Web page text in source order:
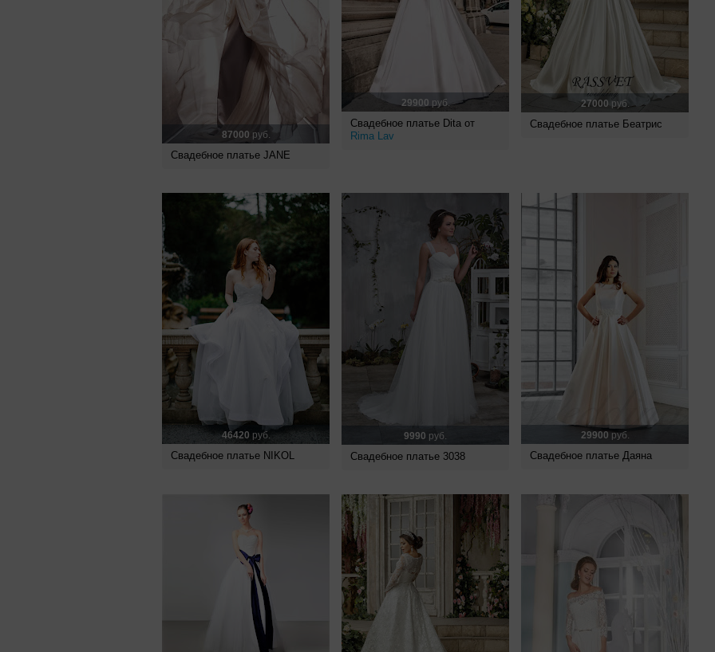
87000 руб.
Свадебное платье JANE
29900 руб.
Свадебное платье Dita от
Rima Lav
27000 руб.
Свадебное платье Беатрис
46420 руб.
Свадебное платье NIKOL
9990 руб.
Свадебное платье 3038
29900 руб.
Свадебное платье Даяна